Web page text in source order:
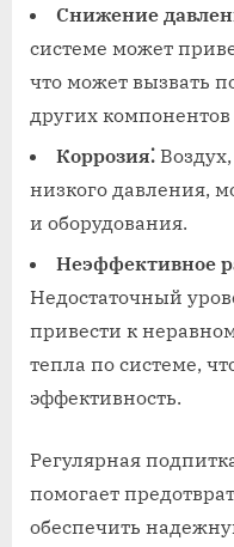
Снижение
системе может
что может вызвать
других
Коррозия⁚
низкого давления,
и оборудования.
Неэффективное
Недостаточный
привести к
тепла по системе,
эффективность.
Регулярная
помогает
обеспечить